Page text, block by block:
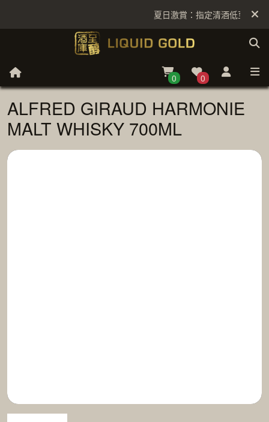
夏日激賞：指定清酒低至6折
0 0
ALFRED GIRAUD HARMONIE
MALT WHISKY 700ML